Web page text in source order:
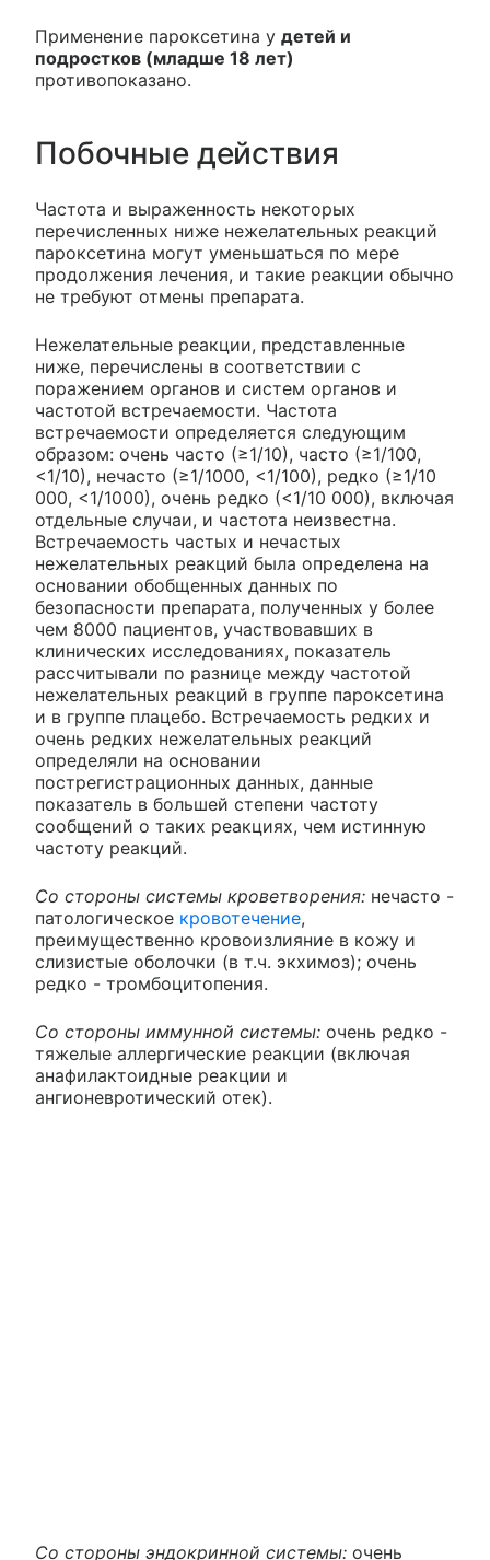
Применение пароксетина у детей и
подростков (младше 18 лет)
противопоказано.
Побочные действия
Частота и выраженность некоторых
перечисленных ниже нежелательных реакций
пароксетина могут уменьшаться по мере
продолжения лечения, и такие реакции обычно
не требуют отмены препарата.
Нежелательные реакции, представленные
ниже, перечислены в соответствии с
поражением органов и систем органов и
частотой встречаемости. Частота
встречаемости определяется следующим
образом: очень часто (≥1/10), часто (≥1/100,
<1/10), нечасто (≥1/1000, <1/100), редко (≥1/10
000, <1/1000), очень редко (<1/10 000), включая
отдельные случаи, и частота неизвестна.
Встречаемость частых и нечастых
нежелательных реакций была определена на
основании обобщенных данных по
безопасности препарата, полученных у более
чем 8000 пациентов, участвовавших в
клинических исследованиях, показатель
рассчитывали по разнице между частотой
нежелательных реакций в группе пароксетина
и в группе плацебо. Встречаемость редких и
очень редких нежелательных реакций
определяли на основании
пострегистрационных данных, данные
показатель в большей степени частоту
сообщений о таких реакциях, чем истинную
частоту реакций.
Со стороны системы кроветворения: нечасто -
патологическое кровотечение,
преимущественно кровоизлияние в кожу и
слизистые оболочки (в т.ч. экхимоз); очень
редко - тромбоцитопения.
Со стороны иммунной системы: очень редко -
тяжелые аллергические реакции (включая
анафилактоидные реакции и
ангионевротический отек).
Со стороны эндокринной системы: очень